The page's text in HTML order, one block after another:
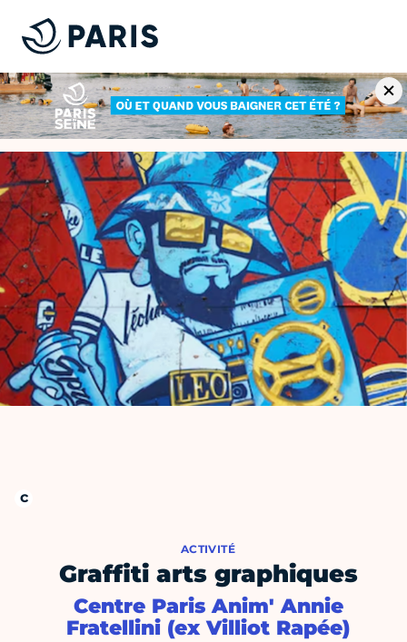
ACTIVITÉ
Graffiti arts graphiques
Centre Paris Anim' Annie
Fratellini (ex Villiot Rapée)